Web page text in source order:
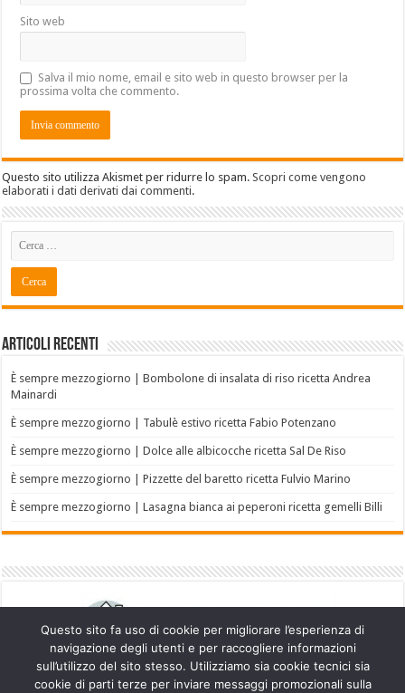
Sito web
Salva il mio nome, email e sito web in questo browser per la
prossima volta che commento.
Questo sito utilizza Akismet per ridurre lo spam.Scopri come vengono
elaborati i dati derivati dai commenti.
Articoli recenti
È sempre mezzogiorno | Bombolone di insalata di riso ricetta Andrea
Mainardi
È sempre mezzogiorno | Tabulè estivo ricetta Fabio Potenzano
È sempre mezzogiorno | Dolce alle albicocche ricetta Sal De Riso
È sempre mezzogiorno | Pizzette del baretto ricetta Fulvio Marino
È sempre mezzogiorno | Lasagna bianca ai peperoni ricetta gemelli Billi
Questo sito fa uso di cookie per migliorare l’esperienza di
navigazione degli utenti e per raccogliere informazioni
sull’utilizzo del sito stesso. Utilizziamo sia cookie tecnici sia
cookie di parti terze per inviare messaggi promozionali sulla